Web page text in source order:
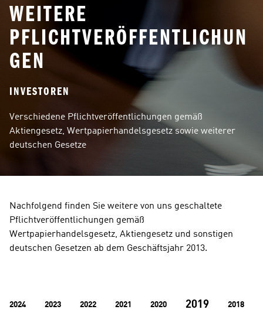
WEITERE
PFLICHTVERÖFFENTLICHUN
GEN
INVESTOREN
Verschiedene Pflichtveröffentlichungen gemäß
Aktiengesetz, Wertpapierhandelsgesetz sowie weiterer
deutschen Gesetze
Nachfolgend finden Sie weitere von uns geschaltete
Pflichtveröffentlichungen gemäß
Wertpapierhandelsgesetz, Aktiengesetz und sonstigen
deutschen Gesetzen ab dem Geschäftsjahr 2013.
2024 2023 2022 2021 2020 2019 2018